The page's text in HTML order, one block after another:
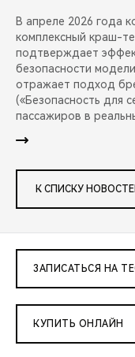
В апреле 2026 года
комплексный краш-
подтверждает
безопасности
отражает подход
(«Безопасность для
пассажиров в
К СПИСКУ
ЗАПИСАТЬСЯ НА
КУПИТЬ ОНЛАЙН